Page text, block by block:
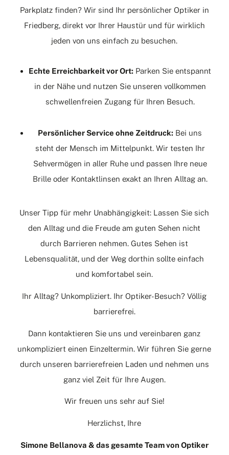
Parkplatz finden? Wir sind Ihr persönlicher Optiker in
Friedberg, direkt vor Ihrer Haustür und für wirklich
jeden von uns einfach zu besuchen.
Echte Erreichbarkeit vor Ort: Parken Sie entspannt
in der Nähe und nutzen Sie unseren vollkommen
schwellenfreien Zugang für Ihren Besuch.
Persönlicher Service ohne Zeitdruck: Bei uns
steht der Mensch im Mittelpunkt. Wir testen Ihr
Sehvermögen in aller Ruhe und passen Ihre neue
Brille oder Kontaktlinsen exakt an Ihren Alltag an.
Unser Tipp für mehr Unabhängigkeit: Lassen Sie sich
den Alltag und die Freude am guten Sehen nicht
durch Barrieren nehmen. Gutes Sehen ist
Lebensqualität, und der Weg dorthin sollte einfach
und komfortabel sein.
Ihr Alltag? Unkompliziert. Ihr Optiker-Besuch? Völlig
barrierefrei.
Dann kontaktieren Sie uns und vereinbaren ganz
unkompliziert einen Einzeltermin. Wir führen Sie gerne
durch unseren barrierefreien Laden und nehmen uns
ganz viel Zeit für Ihre Augen.
Wir freuen uns sehr auf Sie!
Herzlichst, Ihre
Simone Bellanova & das gesamte Team von Optiker